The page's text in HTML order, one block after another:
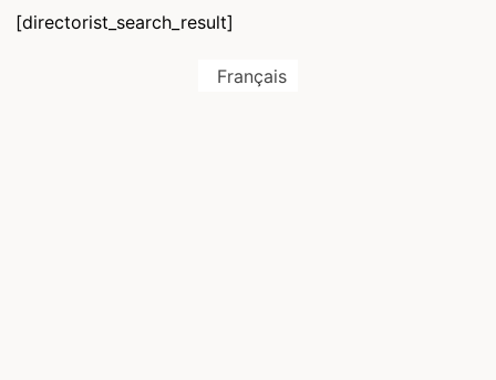
[directorist_search_result]
Français